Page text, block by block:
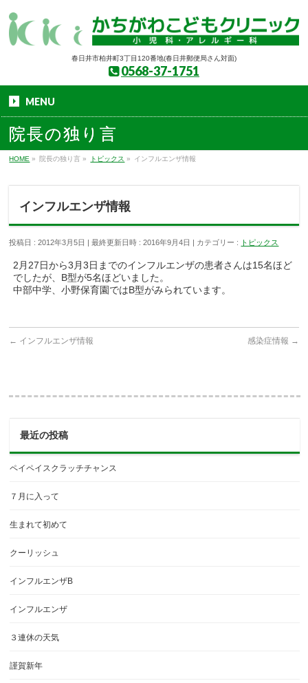
春日井市柏井町3丁目120番地(春日井郵便局さん対面)
0568-37-1751
MENU
院長の独り言
HOME » 院長の独り言 » トピックス » インフルエンザ情報
インフルエンザ情報
投稿日 : 2012年3月5日 最終更新日時 : 2016年9月4日 カテゴリー : トピックス
2月27日から3月3日までのインフルエンザの患者さんは15名ほど
でしたが、B型が5名ほどいました。
中部中学、小野保育園ではB型がみられています。
← インフルエンザ情報 感染症情報 →
最近の投稿
ペイペイスクラッチチャンス
７月に入って
生まれて初めて
クーリッシュ
インフルエンザB
インフルエンザ
３連休の天気
謹賀新年